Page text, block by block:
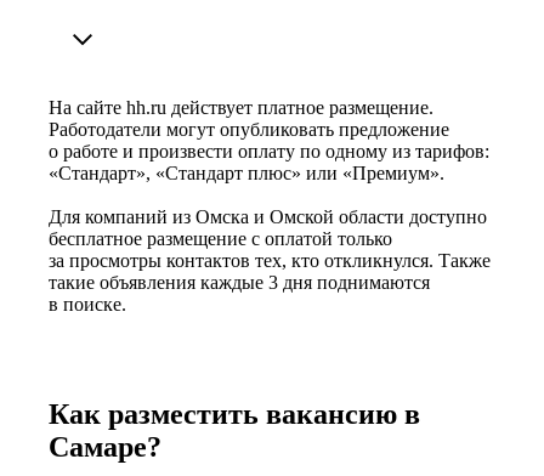
На сайте hh.ru действует платное размещение.
Работодатели могут опубликовать предложение
о работе и произвести оплату по одному из тарифов:
«Стандарт», «Стандарт плюс» или «Премиум».
Для компаний из Омска и Омской области доступно
бесплатное размещение с оплатой только
за просмотры контактов тех, кто откликнулся. Также
такие объявления каждые 3 дня поднимаются
в поиске.
Как разместить вакансию в
Самаре?